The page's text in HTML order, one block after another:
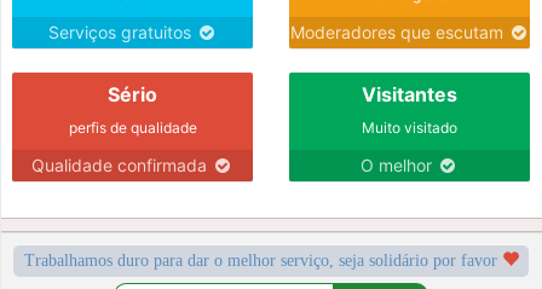
Serviços gratuitos Moderadores que escutam
Sério
perfis de qualidade
Qualidade confirmada
Visitantes
Muito visitado
O melhor
Trabalhamos duro para dar o melhor serviço, seja solidário por favor